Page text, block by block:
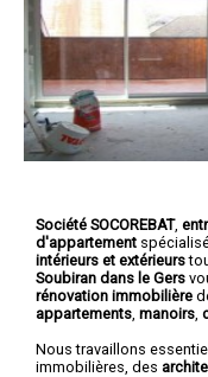
Société SOCOREBAT,
d'appartement
intérieurs et extérieurs
Soubiran dans le Gers
rénovation immobilière
appartements manoirs
Nous travaillons
immobilières, des